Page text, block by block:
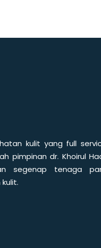
kulit yang full
pimpinan dr. Khoirul
segenap tenaga